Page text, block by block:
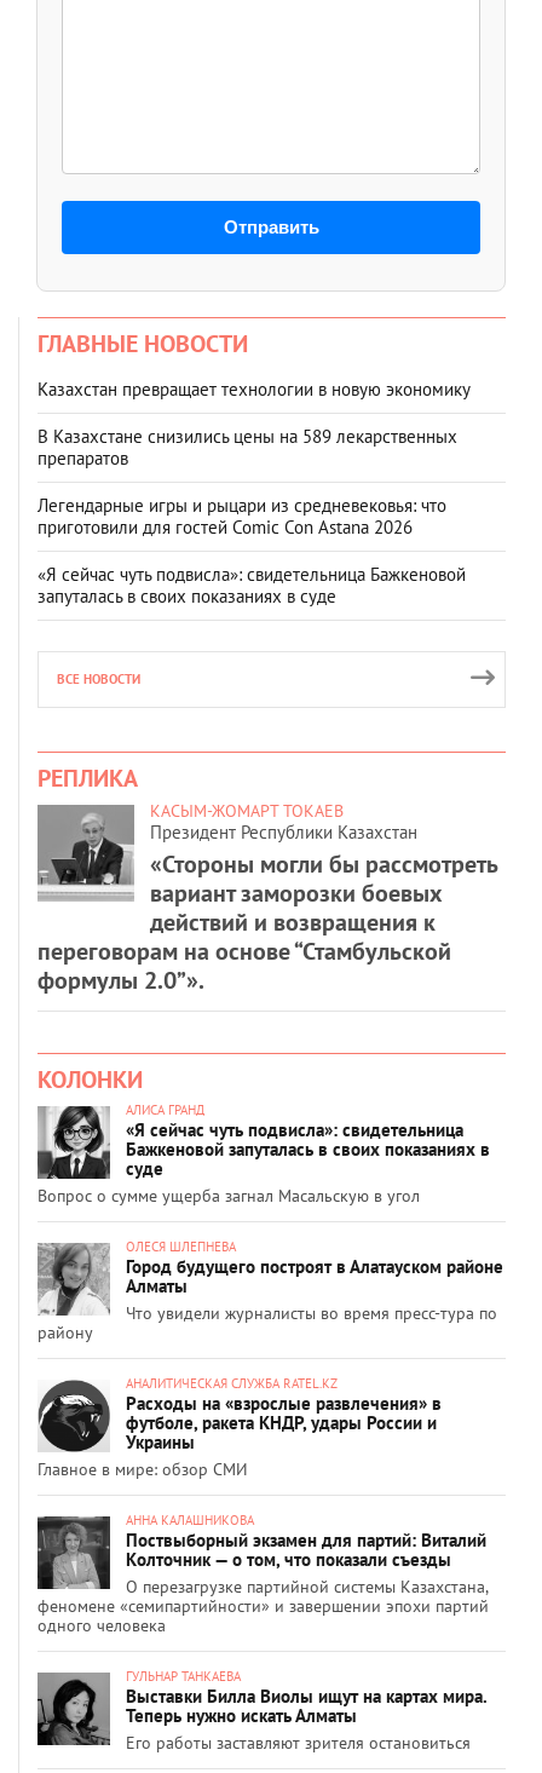
Отправить
ГЛАВНЫЕ НОВОСТИ
Казахстан превращает технологии в новую экономику
В Казахстане снизились цены на 589 лекарственных
препаратов
Легендарные игры и рыцари из средневековья: что
приготовили для гостей Comic Con Astana 2026
«Я сейчас чуть подвисла»: свидетельница Бажкеновой
запуталась в своих показаниях в суде
ВСЕ НОВОСТИ
РЕПЛИКА
КАСЫМ-ЖОМАРТ ТОКАЕВ
Президент Республики Казахстан
«Стороны могли бы рассмотреть
вариант заморозки боевых
действий и возвращения к
переговорам на основе “Стамбульской
формулы 2.0”».
КОЛОНКИ
АЛИСА ГРАНД
«Я сейчас чуть подвисла»: свидетельница
Бажкеновой запуталась в своих показаниях в
суде
Вопрос о сумме ущерба загнал Масальскую в угол
ОЛЕСЯ ШЛЕПНЕВА
Город будущего построят в Алатауском районе
Алматы
Что увидели журналисты во время пресс-тура по
району
АНАЛИТИЧЕСКАЯ СЛУЖБА RATEL.KZ
Расходы на «взрослые развлечения» в
футболе, ракета КНДР, удары России и
Украины
Главное в мире: обзор СМИ
АННА КАЛАШНИКОВА
Поствыборный экзамен для партий: Виталий
Колточник — о том, что показали съезды
О перезагрузке партийной системы Казахстана,
феномене «семипартийности» и завершении эпохи партий
одного человека
ГУЛЬНАР ТАНКАЕВА
Выставки Билла Виолы ищут на картах мира.
Теперь нужно искать Алматы
Его работы заставляют зрителя остановиться